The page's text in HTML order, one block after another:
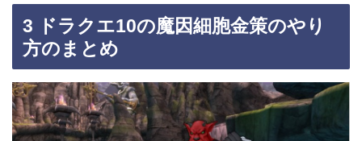
3 ドラクエ10の魔因細胞金策のやり
方のまとめ